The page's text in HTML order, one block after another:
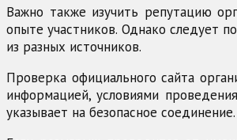
Важно также изучить репутацию
опыте участников. Однако следует
из разных источников.
Проверка официального сайта
информацией, условиями
указывает на безопасное соединение.